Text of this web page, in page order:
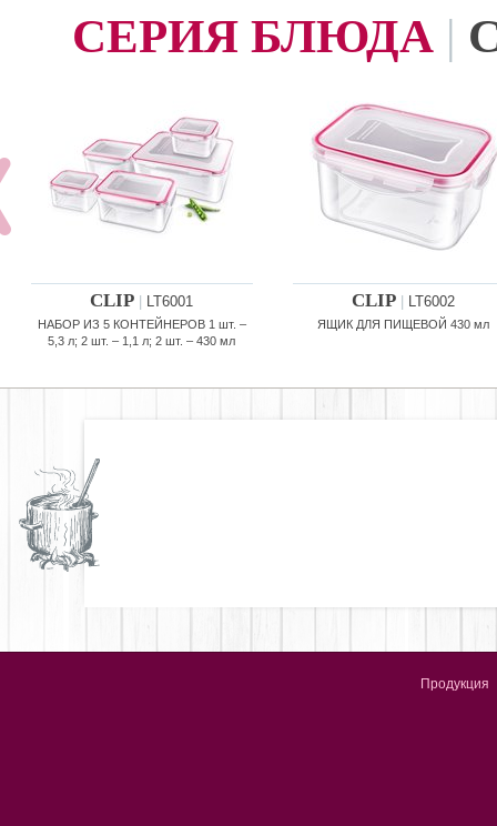
СЕРИЯ БЛЮДА |
CLIP LT6001
НАБОР ИЗ 5 КОНТЕЙНЕРОВ 1 шт. –
5,3 л; 2 шт. – 1,1 л; 2 шт. – 430 мл
CLIP LT6002
ЯЩИК ДЛЯ ПИЩЕВОЙ 430 мл
Продукция